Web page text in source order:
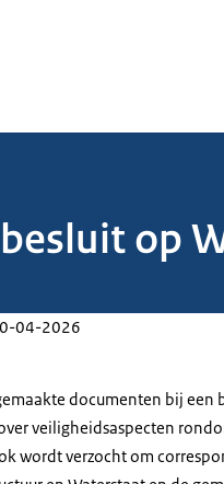
op
04-2026
documenten bij een
veiligheidsaspecten
wordt verzocht om